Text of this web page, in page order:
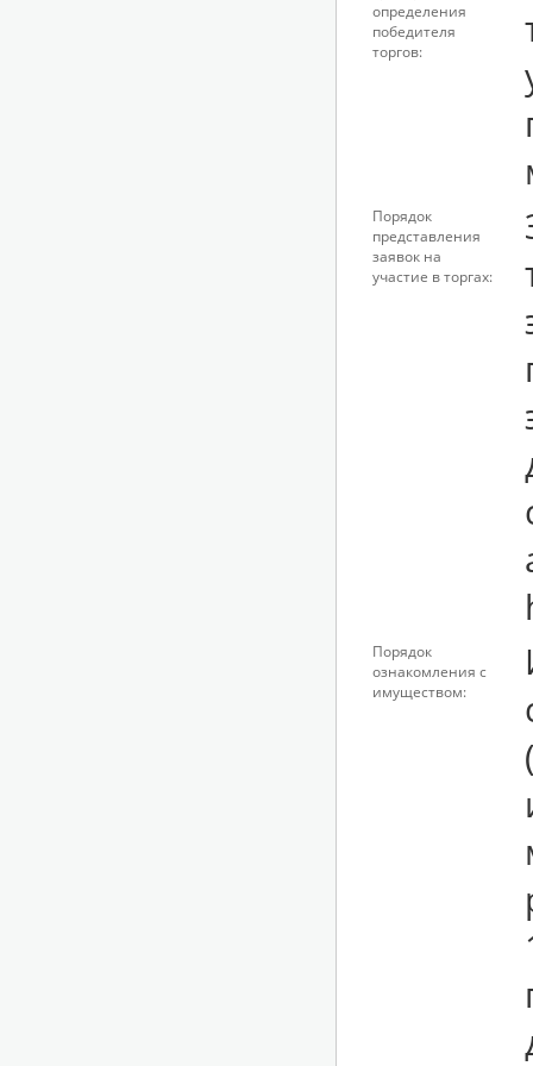
определения
победителя
торгов:
Порядок
представления
заявок на
участие в торгах:
Порядок
ознакомления с
имуществом: